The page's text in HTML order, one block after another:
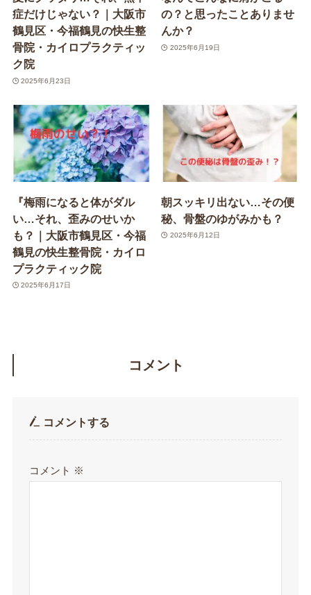
症だけじゃない？｜大阪市
鶴見区・今福鶴見の快生整
骨院・カイロプラクティッ
ク院
2025年6月23日
の？と思ったことありませ
んか？
2025年6月19日
『梅雨になると体がダル
い…それ、歪みのせいか
も？｜大阪市鶴見区・今福
鶴見の快生整骨院・カイロ
プラクティック院
2025年6月17日
朝スッキリ出ない…その便
秘、骨盤のゆがみかも？
2025年6月12日
コメント
コメントする
コメント ※